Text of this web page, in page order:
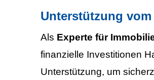
Unterstützung
Als Experte für
finanzielle Investitionen
Unterstützung, um